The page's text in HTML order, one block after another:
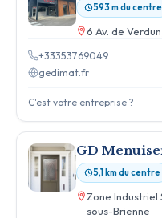
593 m du centre
6 Av. de
+33353769049
gedimat.fr
C'est votre entreprise ?
GD
5,1 km du centre
Zone
sous-Brienne